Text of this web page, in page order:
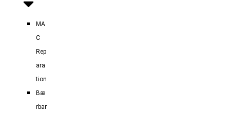
MA
C
Rep
ara
tion
Bæ
rbar